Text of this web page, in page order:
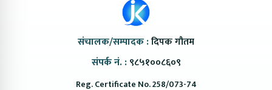
संचालक/सम्पादक :दिपक गौतम
संपर्क नं. : ९८५१००८६०९
Reg. Certificate No. 258/073-74